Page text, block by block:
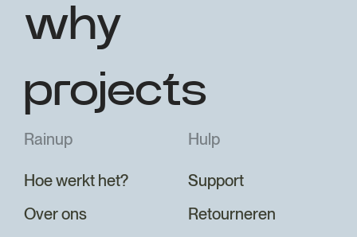
why
projects
Rainup
Hoe werkt het?
Over ons
Hulp
Support
Retourneren